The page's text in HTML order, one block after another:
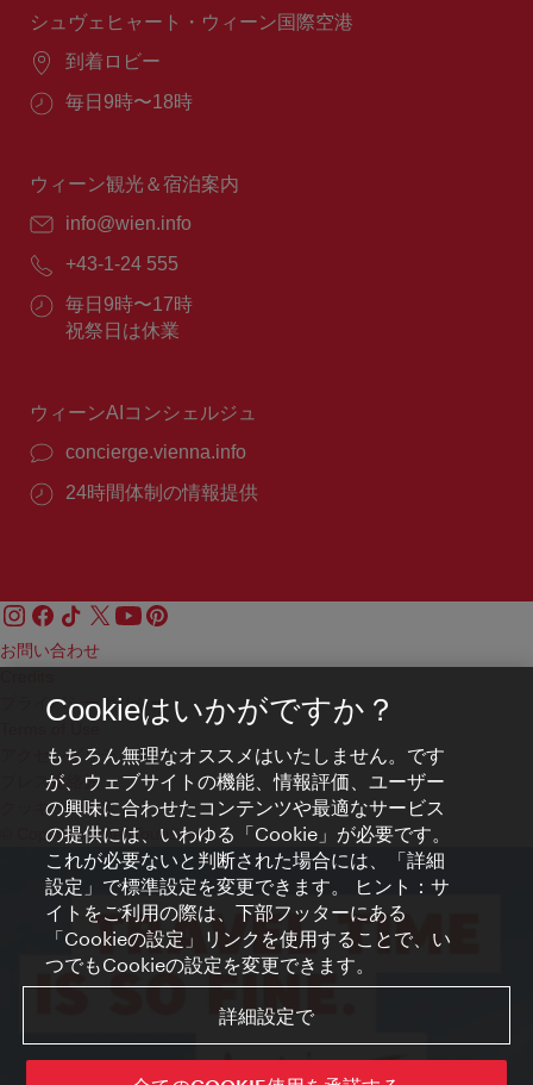
間：
シュヴェヒャート・ウィーン国際空港
場
到着ロビー
営
間：
毎日9時〜18時
ウィーン観光＆宿泊案内
E
ー
ル：
info@wien.info
電
番
号：
+43-1-24 555
営
業
毎日9時〜17時
祝祭日は休業
ウィーンAIコンシェルジュ
concierge.vienna.info
24時間体制の情報提供
お問い合わせ
プライバシーポリシー
アクセシビリティ
プレス連絡先
クッキーの設定
© Copyright WienTourismus
Cookieはいかがですか？
もちろん無理なオススメはいたしません。です
が、ウェブサイトの機能、情報評価、ユーザー
の興味に合わせたコンテンツや最適なサービス
の提供には、いわゆる「Cookie」が必要です。
これが必要ないと判断された場合には、「詳細
設定」で標準設定を変更できます。 ヒント：サ
イトをご利用の際は、下部フッターにある
「Cookieの設定」リンクを使用することで、い
つでもCookieの設定を変更できます。
詳細設定で